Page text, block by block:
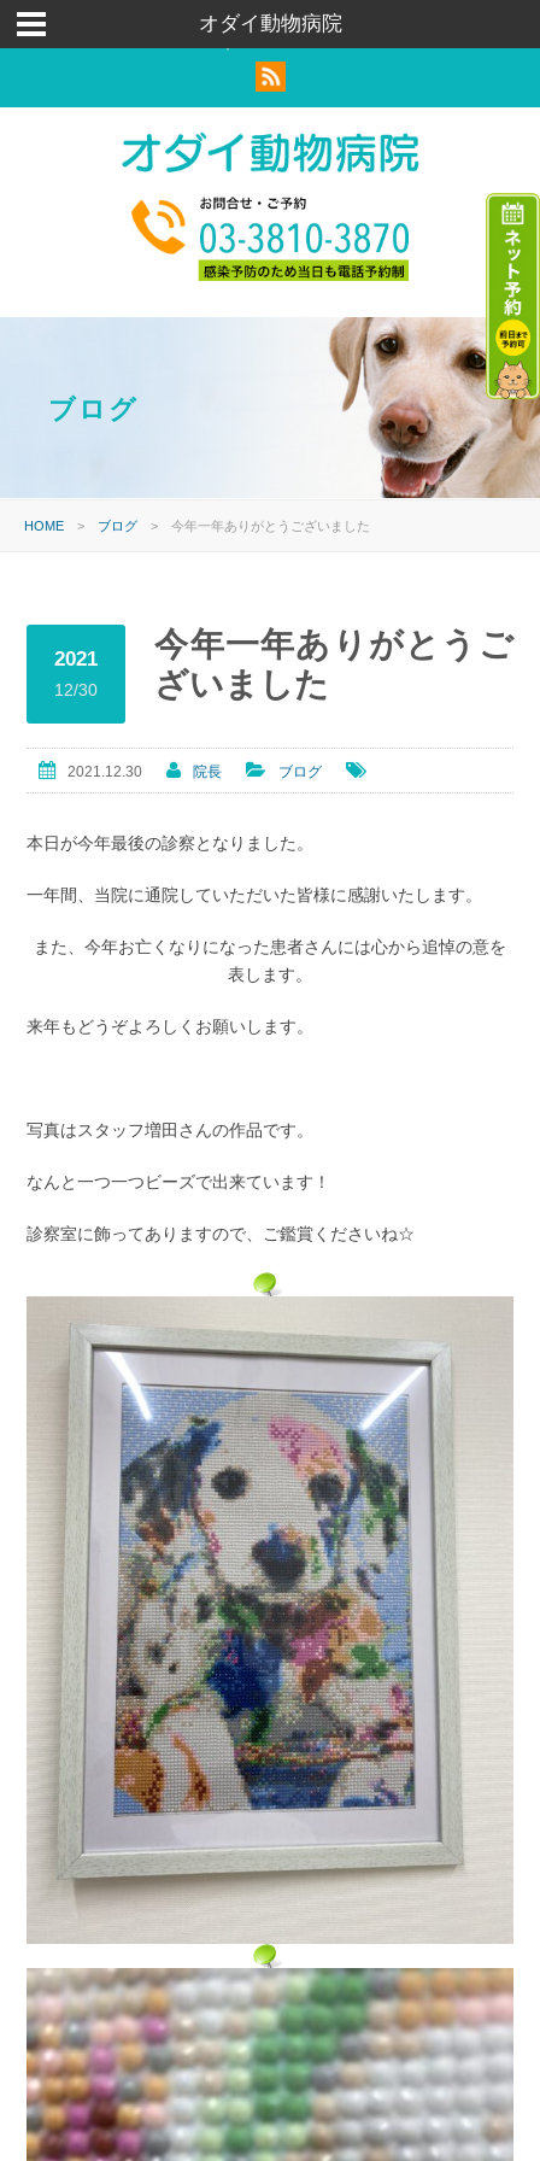
荒川区｜足立区｜北区｜犬猫ウサギ｜トリミングペットホテル
｜ハムスター
ブログ
HOME > ブログ > 今年一年ありがとうございました
2021
12/30
今年一年ありがとうご
ざいました
2021.12.30 院長 ブログ
本日が今年最後の診察となりました。
一年間、当院に通院していただいた皆様に感謝いたします。
また、今年お亡くなりになった患者さんには心から追悼の意を
表します。
来年もどうぞよろしくお願いします。
写真はスタッフ増田さんの作品です。
なんと一つ一つビーズで出来ています！
診察室に飾ってありますので、ご鑑賞くださいね☆
オダイ動物病院